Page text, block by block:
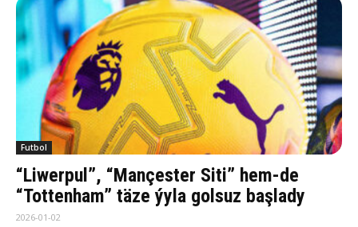
Futbol
“Liwerpul”, “Mançester Siti” hem-de
“Tottenham” täze ýyla golsuz başlady
2026-01-02